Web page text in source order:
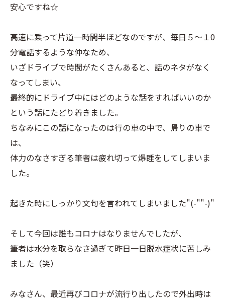
安心ですね☆
高速に乗って片道一時間半ほどなのですが、毎日５～１0
分電話するような仲なため、
いざドライブで時間がたくさんあると、話のネタがなく
なってしまい、
最終的にドライブ中にはどのような話をすればいいのか
という話にたどり着きました。
ちなみにこの話になったのは行の車の中で、帰りの車で
は、
体力のなさすぎる筆者は疲れ切って爆睡をしてしまいま
した。
起きた時にしっかり文句を言われてしまいました"(-""-)"
そして今回は誰もコロナはなりませんでしたが、
筆者は水分を取らなさ過ぎて昨日一日脱水症状に苦しみ
ました（笑）
みなさん、最近再びコロナが流行り出したので外出時は